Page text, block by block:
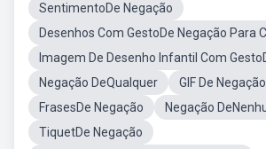
SentimentoDe Negação
Desenhos Com GestoDe Negação Para
Imagem De Desenho Infantil Com
Negação DeQualquer
GIF De
FrasesDe Negação
Negação
TiquetDe Negação